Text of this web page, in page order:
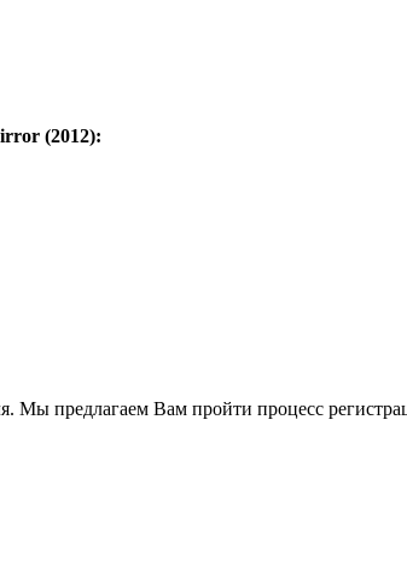
(2012):
Мы предлагаем Вам пройти процесс